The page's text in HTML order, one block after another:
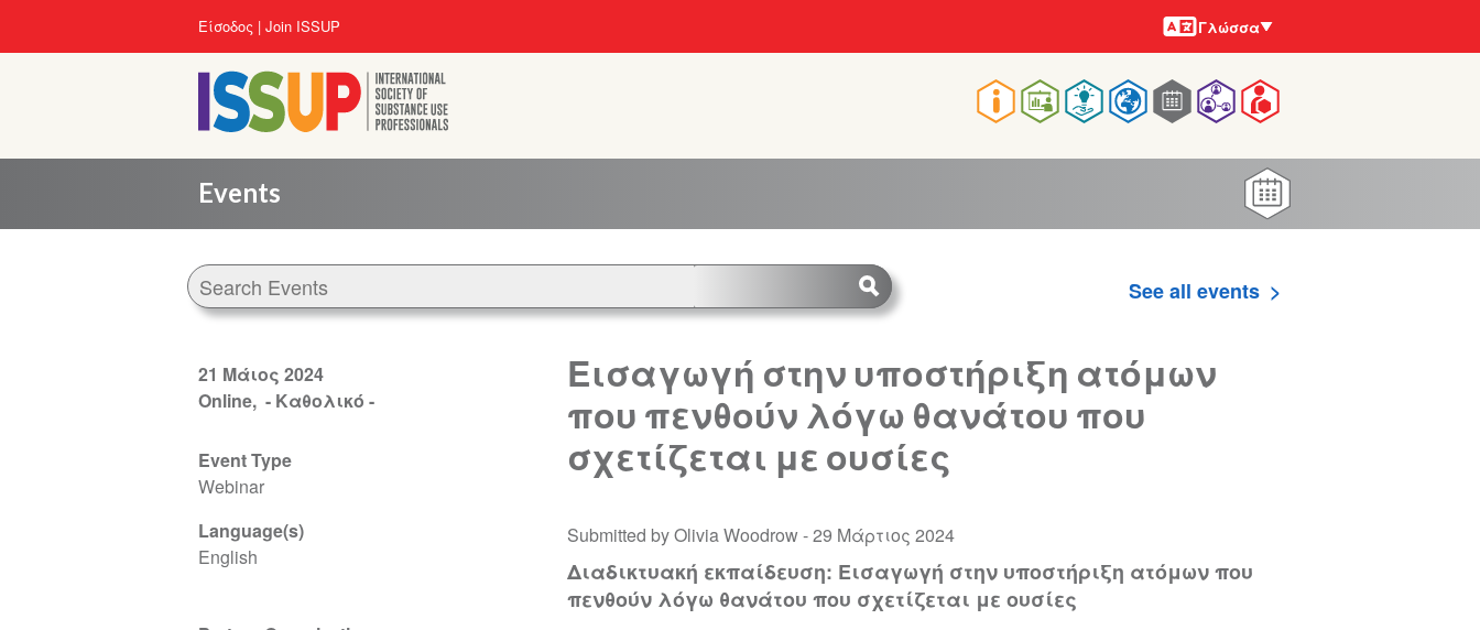
Main
navigation
User
account
menu
Είσοδος Join ISSUP Γλώσσες
Γλώσσα
Events
See all events
21 Μάιος 2024
Online - Καθολικό -
Event Type
Webinar
Language(s)
English
Εισαγωγή στην υποστήριξη ατόμων
που πενθούν λόγω θανάτου που
σχετίζεται με ουσίες
Submitted by Olivia Woodrow -29 Μάρτιος 2024
Διαδικτυακή εκπαίδευση: Εισαγωγή στην υποστήριξη ατόμων που
πενθούν λόγω θανάτου που σχετίζεται με ουσίες